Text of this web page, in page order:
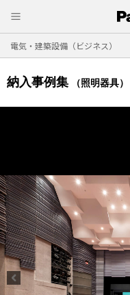
電気・建築設備（ビジネス）
納入事例集 （照明器具）